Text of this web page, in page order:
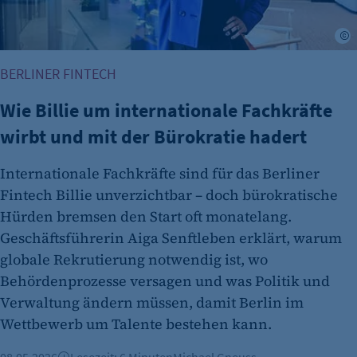
Zweck:
Dieser Cookie speichert die ausgewählten
Einverständnis-Optionen des Benutzers
1 Jahr
Name:
et_oi_v2
BERLINER FINTECH
Wie Billie um internationale Fachkräfte
wirbt und mit der Bürokratie hadert
Internationale Fachkräfte sind für das Berliner
Fintech Billie unverzichtbar – doch bürokratische
Hürden bremsen den Start oft monatelang.
Geschäftsführerin Aiga Senftleben erklärt, warum
globale Rekrutierung notwendig ist, wo
Behördenprozesse versagen und was Politik und
Verwaltung ändern müssen, damit Berlin im
Wettbewerb um Talente bestehen kann.